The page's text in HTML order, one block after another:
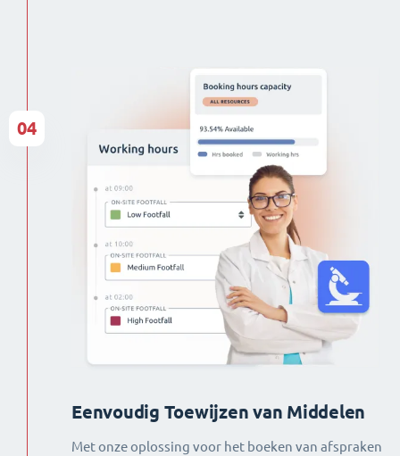
Eenvoudig Toewijzen van Middelen
Met onze oplossing voor het boeken van afspraken
04